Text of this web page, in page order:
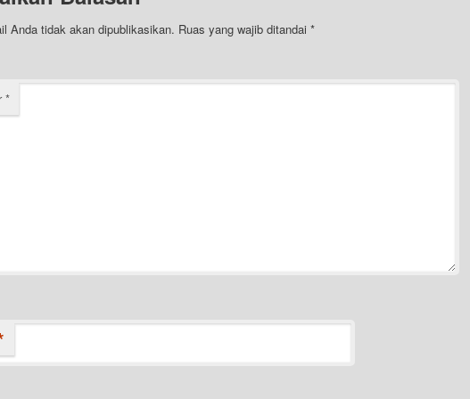
Anda tidak akan dipublikasikan. Ruas yang wajib ditandai *
*